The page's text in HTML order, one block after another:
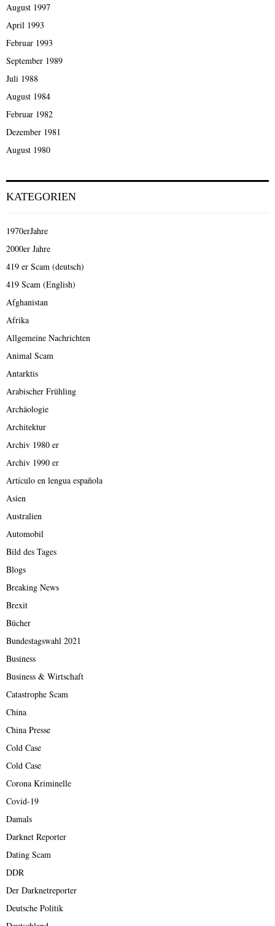
August 1997
April 1993
Februar 1993
September 1989
Juli 1988
August 1984
Februar 1982
Dezember 1981
August 1980
KATEGORIEN
1970erJahre
2000er Jahre
419 er Scam (deutsch)
419 Scam (English)
Afghanistan
Afrika
Allgemeine Nachrichten
Animal Scam
Antarktis
Arabischer Frühling
Archäologie
Architektur
Archiv 1980 er
Archiv 1990 er
Artículo en lengua española
Asien
Australien
Automobil
Bild des Tages
Blogs
Breaking News
Brexit
Bücher
Bundestagswahl 2021
Business
Business & Wirtschaft
Catastrophe Scam
China
China Presse
Cold Case
Cold Case
Corona Kriminelle
Covid-19
Damals
Darknet Reporter
Dating Scam
DDR
Der Darknetreporter
Deutsche Politik